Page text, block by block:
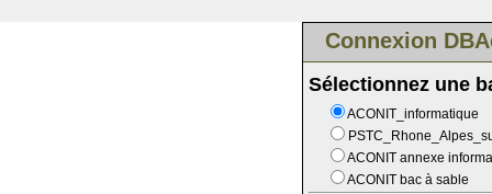
Connexion
Sélectionnez une
ACONIT_informatique
ACONIT annexe
ACONIT bac à sable